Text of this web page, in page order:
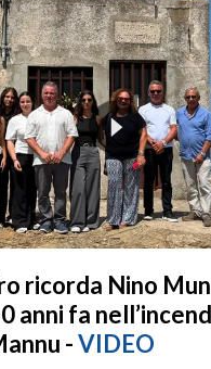
ricorda Nino
anni fa
-VIDEO